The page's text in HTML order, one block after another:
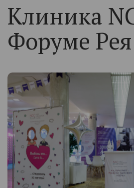
Клиника
Форуме